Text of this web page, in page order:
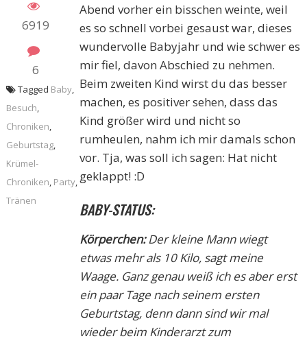
6919
6
Abend vorher ein bisschen weinte, weil
es so schnell vorbei gesaust war, dieses
wundervolle Babyjahr und wie schwer es
mir fiel, davon Abschied zu nehmen.
Beim zweiten Kind wirst du das besser
machen, es positiver sehen, dass das
Kind größer wird und nicht so
rumheulen, nahm ich mir damals schon
vor. Tja, was soll ich sagen: Hat nicht
geklappt! :D
BABY-STATUS:
Körperchen:Der kleine Mann wiegt
etwas mehr als 10 Kilo, sagt meine
Waage. Ganz genau weiß ich es aber erst
ein paar Tage nach seinem ersten
Geburtstag, denn dann sind wir mal
wieder beim Kinderarzt zum
Tagged Baby,
Besuch,
Chroniken,
Geburtstag,
Krümel-
Chroniken, Party,
Tränen